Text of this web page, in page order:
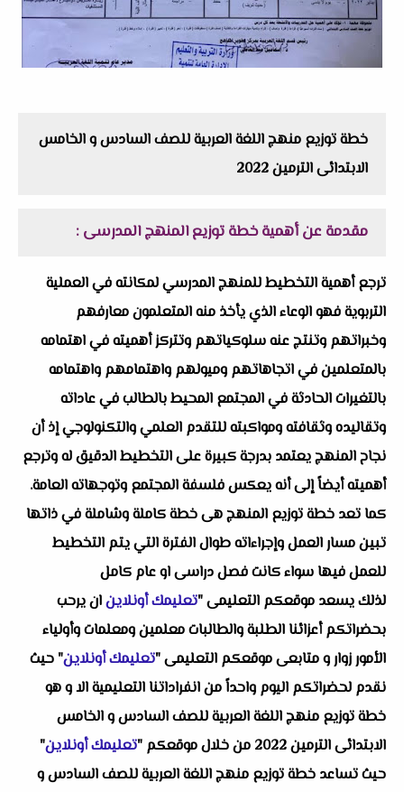
خطة توزيع منهج اللغة العربية للصف السادس و الخامس
الابتدائى الترمين 2022
مقدمة عن أهمية خطة توزيع المنهج المدرسى :
ترجع أهمية التخطيط للمنهج المدرسي لمكانته في العملية
التربوية فهو الوعاء الذي يأخذ منه المتعلمون معارفهم
وخبراتهم وتنتج عنه سلوكياتهم وتتركز أهميته في اهتمامه
بالمتعلمين في اتجاهاتهم وميولهم واهتمامهم واهتمامه
بالتغيرات الحادثة في المجتمع المحيط بالطالب في عاداته
وتقاليده وثقافته ومواكبته للتقدم العلمي والتكنولوجي إذ أن
نجاح المنهج يعتمد بدرجة كبيرة على التخطيط الدقيق له وترجع
أهميته أيضاً إلى أنه يعكس فلسفة المجتمع وتوجهاته العامة.
كما تعد خطة توزيع المنهج هى خطة كاملة وشاملة في ذاتها
تبين مسار العمل وإجراءاته طوال الفترة التي يتم التخطيط
للعمل فيها سواء كانت فصل دراسى او عام كامل
لذلك يسعد موقعكم التعليمى "تعليمك أونلاينان يرحب
بحضراتكم أعزائنا الطلبة والطالبات معلمين ومعلمات وأولياء
الأمور زوار و متابعى موقعكم التعليمى "تعليمك أونلاين" حيث
نقدم لحضراتكم اليوم واحداً من انفراداتنا التعليمية الا و هو
خطة توزيع منهج اللغة العربية للصف السادس و الخامس
الابتدائى الترمين 2022 من خلال موقعكم "
تعليمك أونلاين"
حيث تساعد خطة توزيع منهج اللغة العربية للصف السادس و